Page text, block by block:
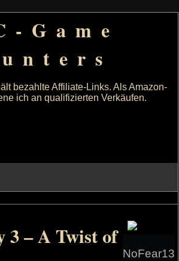
Game
bezahlte Affiliate-Links. Als Amazon-
ich an qualifizierten Verkäufen.
NoFear13
3 – A Twist of